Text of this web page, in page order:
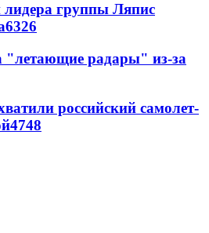
лидера группы Ляпис
6326
"летающие радары" из-за
российский самолет-
4748